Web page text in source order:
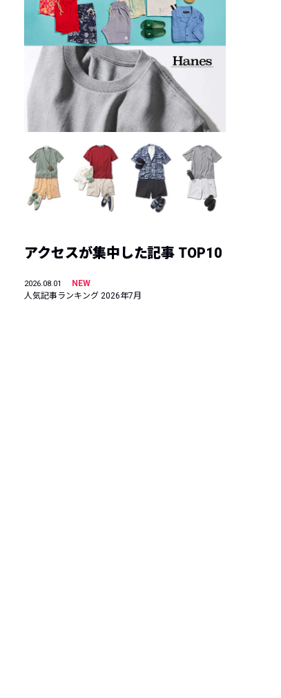
アクセスが集中した記事 TOP10
2026.08.01
NEW
人気記事ランキング 2026年7月